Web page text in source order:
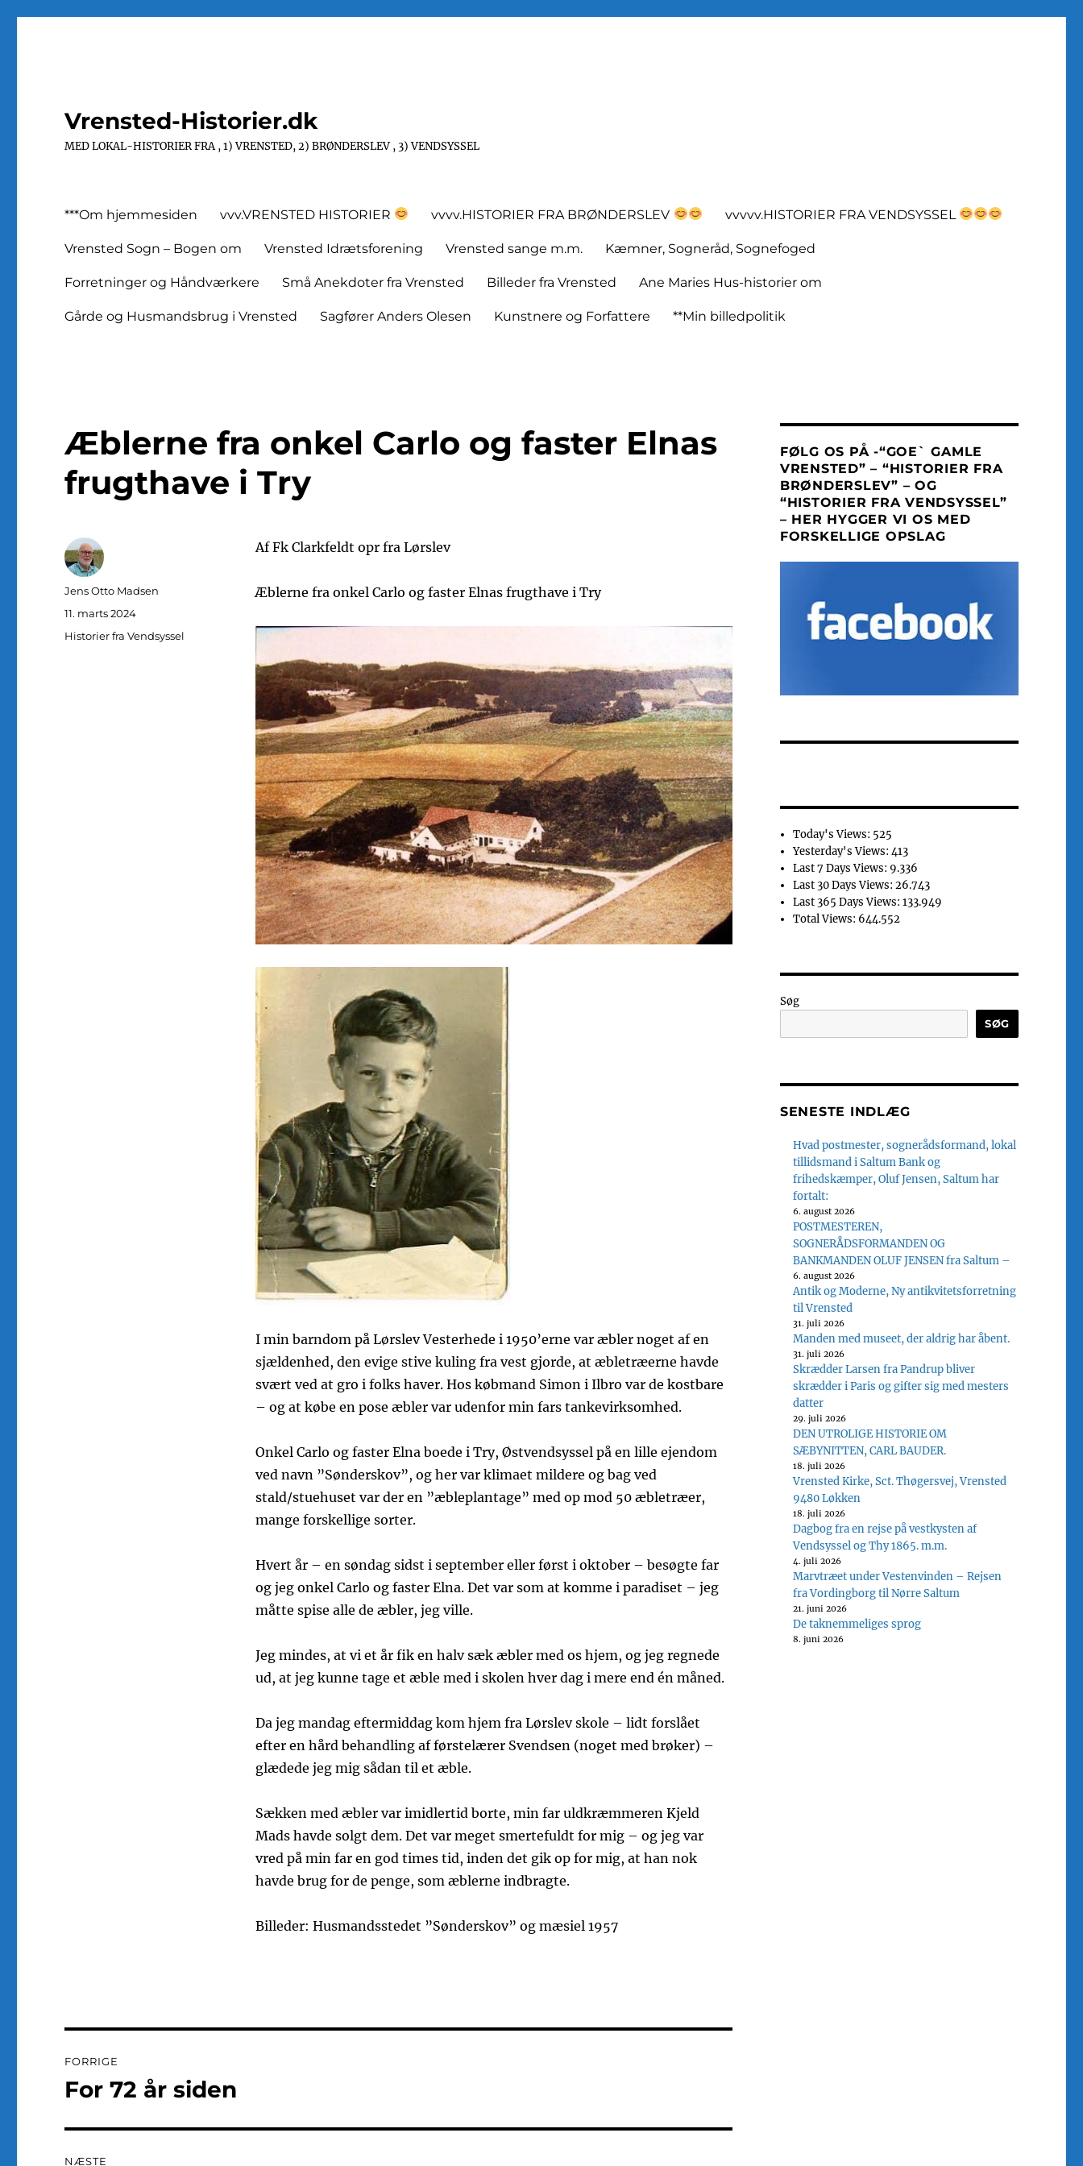
Vrensted-Historier.dk
MED LOKAL-HISTORIER FRA , 1) VRENSTED, 2) BRØNDERSLEV , 3) VENDSYSSEL
***Om hjemmesiden vvv.VRENSTED HISTORIER vvvv.HISTORIER FRA BRØNDERSLEV vvvvv.HISTORIER FRA VENDSYSSEL
Vrensted Sogn – Bogen om Vrensted Idrætsforening Vrensted sange m.m. Kæmner, Sogneråd, Sognefoged
Forretninger og Håndværkere Små Anekdoter fra Vrensted Billeder fra Vrensted Ane Maries Hus-historier om
Gårde og Husmandsbrug i Vrensted Sagfører Anders Olesen Kunstnere og Forfattere **Min billedpolitik
Æblerne fra onkel Carlo og faster Elnas
frugthave i Try
Af Fk Clarkfeldt opr fra Lørslev
Æblerne fra onkel Carlo og faster Elnas frugthave i Try
I min barndom på Lørslev Vesterhede i 1950’erne var æbler noget af en
sjældenhed, den evige stive kuling fra vest gjorde, at æbletræerne havde
svært ved at gro i folks haver. Hos købmand Simon i Ilbro var de kostbare
– og at købe en pose æbler var udenfor min fars tankevirksomhed.
Onkel Carlo og faster Elna boede i Try, Østvendsyssel på en lille ejendom
ved navn ”Sønderskov”, og her var klimaet mildere og bag ved
stald/stuehuset var der en ”æbleplantage” med op mod 50 æbletræer,
mange forskellige sorter.
Hvert år – en søndag sidst i september eller først i oktober – besøgte far
og jeg onkel Carlo og faster Elna. Det var som at komme i paradiset – jeg
måtte spise alle de æbler, jeg ville.
Jeg mindes, at vi et år fik en halv sæk æbler med os hjem, og jeg regnede
ud, at jeg kunne tage et æble med i skolen hver dag i mere end én måned.
Da jeg mandag eftermiddag kom hjem fra Lørslev skole – lidt forslået
efter en hård behandling af førstelærer Svendsen (noget med brøker) –
glædede jeg mig sådan til et æble.
Sækken med æbler var imidlertid borte, min far uldkræmmeren Kjeld
Mads havde solgt dem. Det var meget smertefuldt for mig – og jeg var
vred på min far en god times tid, inden det gik op for mig, at han nok
havde brug for de penge, som æblerne indbragte.
Billeder: Husmandsstedet ”Sønderskov” og mæsiel 1957
Forfatter
Jens Otto Madsen
Udgivet
11. marts 2024
Kategorier
Historier fra Vendsyssel
FORRIGE
Forrige
For 72 år siden
NÆSTE
FØLG OS PÅ -“GOE` GAMLE
VRENSTED” – “HISTORIER FRA
BRØNDERSLEV” – OG
“HISTORIER FRA VENDSYSSEL”
– HER HYGGER VI OS MED
FORSKELLIGE OPSLAG
Today's Views: 525
Yesterday's Views:413
Last 7 Days Views: 9.336
Last 30 Days Views:26.743
Last 365 Days Views:133.949
Total Views: 644.552
Søg
SØG
SENESTE INDLÆG
Hvad postmester, sognerådsformand, lokal
tillidsmand i Saltum Bank og
frihedskæmper, Oluf Jensen, Saltum har
fortalt:
6. august 2026
POSTMESTEREN,
SOGNERÅDSFORMANDEN OG
BANKMANDEN OLUF JENSEN fra Saltum –
6. august 2026
Antik og Moderne, Ny antikvitetsforretning
til Vrensted
31. juli 2026
Manden med museet, der aldrig har åbent.
31. juli 2026
Skrædder Larsen fra Pandrup bliver
skrædder i Paris og gifter sig med mesters
datter
29. juli 2026
DEN UTROLIGE HISTORIE OM
SÆBYNITTEN, CARL BAUDER.
18. juli 2026
Vrensted Kirke, Sct. Thøgersvej, Vrensted
9480 Løkken
18. juli 2026
Dagbog fra en rejse på vestkysten af
Vendsyssel og Thy 1865. m.m.
4. juli 2026
Marvtræet under Vestenvinden – Rejsen
fra Vordingborg til Nørre Saltum
21. juni 2026
De taknemmeliges sprog
8. juni 2026